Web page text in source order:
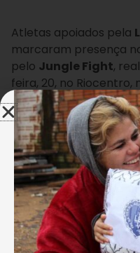
Atletas apoiados pela
marcaram presença
pelo Jungle Fight,
feira, 20, no Riocentro,
A participação desses
com o suporte da
esporte como
geração de
Foto: Leonardo Fabri
OJungle Inclusão